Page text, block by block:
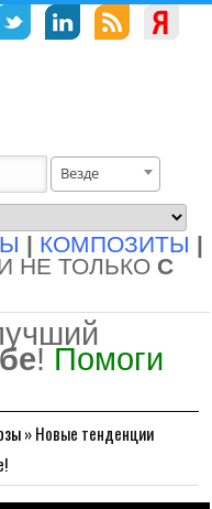
Везде
| КОМПОЗИТЫ |
НЕ ТОЛЬКО С
! Помоги
»Новые тенденции